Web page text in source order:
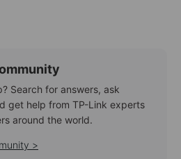
Search for answers, ask
get help from TP-Link experts
around the world.
>